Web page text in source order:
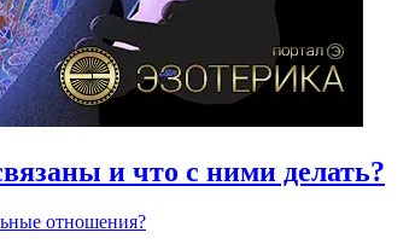
и что с ними делать?